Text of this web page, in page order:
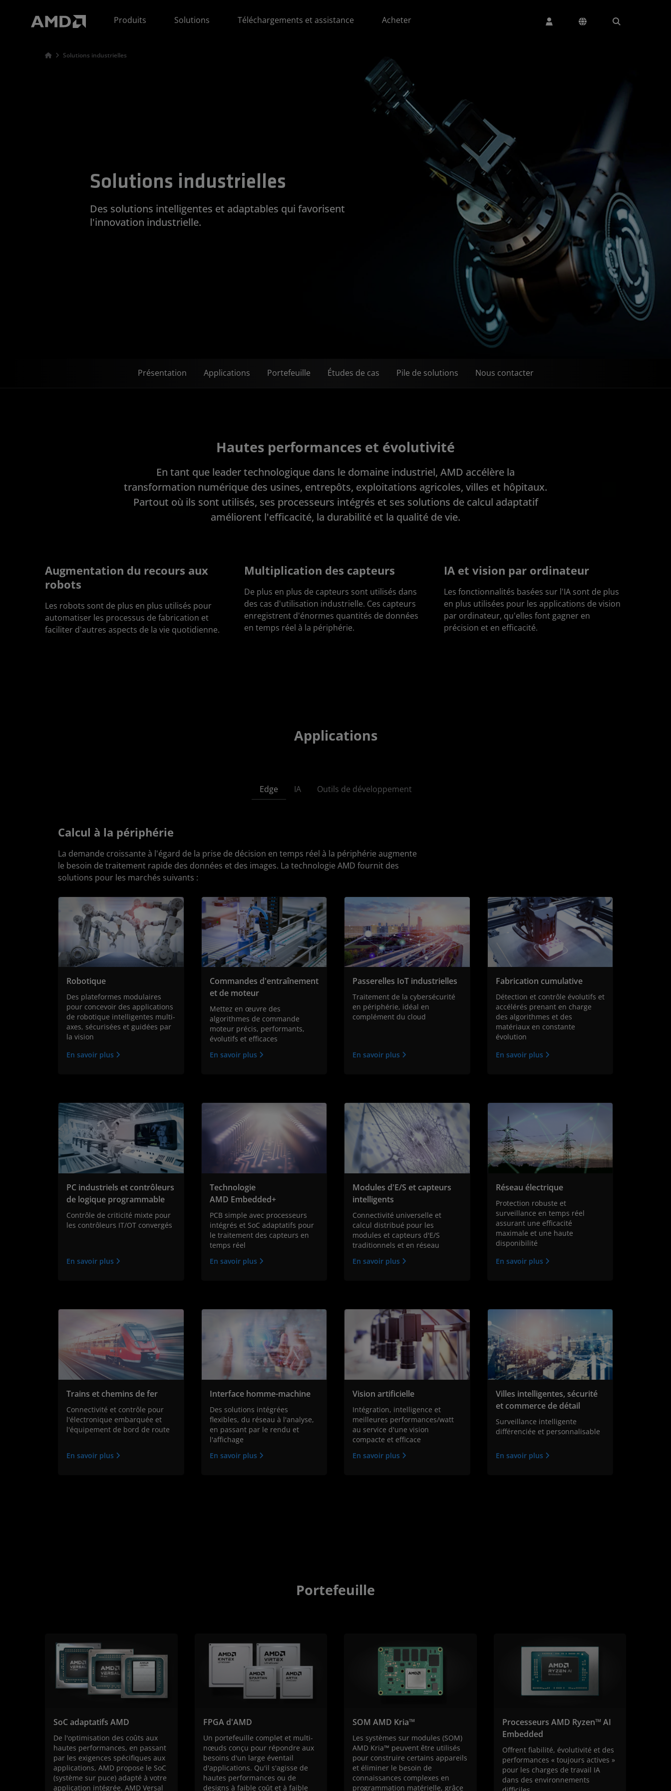
Produits
Solutions Téléchargements et assistance Acheter
Solutions industrielles
Solutions industrielles
Des solutions intelligentes et adaptables qui favorisent
l'innovation industrielle.
Présentation Applications Portefeuille Études de cas Pile de solutions Nous contacter
Hautes performances et évolutivité
En tant que leader technologique dans le domaine industriel, AMD accélère la
transformation numérique des usines, entrepôts, exploitations agricoles, villes et hôpitaux.
Partout où ils sont utilisés, ses processeurs intégrés et ses solutions de calcul adaptatif
améliorent l'efficacité, la durabilité et la qualité de vie.
Augmentation du recours aux
robots
Les robots sont de plus en plus utilisés pour
automatiser les processus de fabrication et
faciliter d'autres aspects de la vie quotidienne.
Multiplication des capteurs
De plus en plus de capteurs sont utilisés dans
des cas d'utilisation industrielle. Ces capteurs
enregistrent d'énormes quantités de données
en temps réel à la périphérie.
IA et vision par ordinateur
Les fonctionnalités basées sur l'IA sont de plus
en plus utilisées pour les applications de vision
par ordinateur, qu'elles font gagner en
précision et en efficacité.
Applications
Edge IA Outils de développement
Calcul à la périphérie
La demande croissante à l'égard de la prise de décision en temps réel à la périphérie augmente
le besoin de traitement rapide des données et des images. La technologie AMD fournit des
solutions pour les marchés suivants :
Robotique
Des plateformes modulaires
pour concevoir des applications
de robotique intelligentes multi-
axes, sécurisées et guidées par
la vision
En savoir plus
Commandes d'entraînement
et de moteur
Mettez en œuvre des
algorithmes de commande
moteur précis, performants,
évolutifs et efficaces
En savoir plus
Passerelles IoT industrielles
Traitement de la cybersécurité
en périphérie, idéal en
complément du cloud
En savoir plus
Fabrication cumulative
Détection et contrôle évolutifs et
accélérés prenant en charge
des algorithmes et des
matériaux en constante
évolution
En savoir plus
PC industriels et contrôleurs
de logique programmable
Contrôle de criticité mixte pour
les contrôleurs IT/OT convergés
En savoir plus
Technologie
AMD Embedded+
PCB simple avec processeurs
intégrés et SoC adaptatifs pour
le traitement des capteurs en
temps réel
En savoir plus
Modules d'E/S et capteurs
intelligents
Connectivité universelle et
calcul distribué pour les
modules et capteurs d'E/S
traditionnels et en réseau
En savoir plus
Réseau électrique
Protection robuste et
surveillance en temps réel
assurant une efficacité
maximale et une haute
disponibilité
En savoir plus
Trains et chemins de fer
Connectivité et contrôle pour
l'électronique embarquée et
l'équipement de bord de route
En savoir plus
Interface homme-machine
Des solutions intégrées
flexibles, du réseau à l'analyse,
en passant par le rendu et
l'affichage
En savoir plus
Vision artificielle
Intégration, intelligence et
meilleures performances/watt
au service d'une vision
compacte et efficace
En savoir plus
Villes intelligentes, sécurité
et commerce de détail
Surveillance intelligente
différenciée et personnalisable
En savoir plus
Portefeuille
SoC adaptatifs AMD
De l'optimisation des coûts aux
hautes performances, en passant
par les exigences spécifiques aux
applications, AMD propose le SoC
(système sur puce) adapté à votre
application intégrée. AMD Versal
FPGA d'AMD
Un portefeuille complet et multi-
nœuds conçu pour répondre aux
besoins d'un large éventail
d'applications. Qu'il s'agisse de
hautes performances ou de
designs à faible coût et à faible
SOM AMD Kria™
Les systèmes sur modules (SOM)
AMD Kria™ peuvent être utilisés
pour construire certains appareils
et éliminer le besoin de
connaissances complexes en
programmation matérielle, grâce
Processeurs AMD Ryzen™ AI
Embedded
Offrent fiabilité, évolutivité et des
performances « toujours actives »
pour les charges de travail IA
dans des environnements